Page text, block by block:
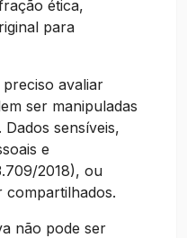
ética,
para
preciso avaliar
ser manipuladas
sensíveis,
e
2018), ou
compartilhados.
não pode ser